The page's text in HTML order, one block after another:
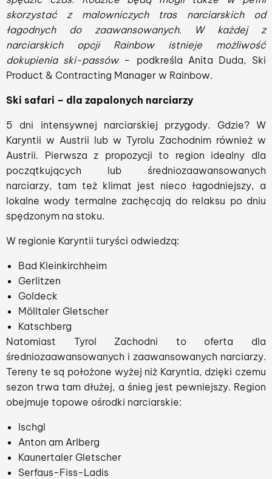
skorzystać z malowniczych tras narciarskich od
łagodnych do zaawansowanych. W każdej z
narciarskich opcji Rainbow istnieje możliwość
dokupienia ski-passów – podkreśla Anita Duda, Ski
Product & Contracting Manager w Rainbow.
Ski safari – dla zapalonych narciarzy
5 dni intensywnej narciarskiej przygody. Gdzie? W
Karyntii w Austrii lub w Tyrolu Zachodnim również w
Austrii. Pierwsza z propozycji to region idealny dla
początkujących lub średniozaawansowanych
narciarzy, tam też klimat jest nieco łagodniejszy, a
lokalne wody termalne zachęcają do relaksu po dniu
spędzonym na stoku.
W regionie Karyntii turyści odwiedzą:
Bad Kleinkirchheim
Gerlitzen
Goldeck
Mölltaler Gletscher
Katschberg
Natomiast Tyrol Zachodni to oferta dla
średniozaawansowanych i zaawansowanych narciarzy.
Tereny te są położone wyżej niż Karyntia, dzięki czemu
sezon trwa tam dłużej, a śnieg jest pewniejszy. Region
obejmuje topowe ośrodki narciarskie:
Ischgl
Anton am Arlberg
Kaunertaler Gletscher
Serfaus-Fiss-Ladis